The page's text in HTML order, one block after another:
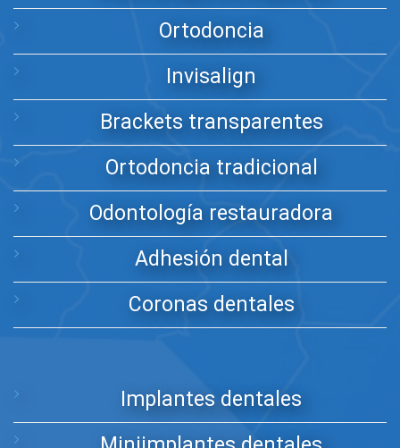
Ortodoncia
Invisalign
Brackets transparentes
Ortodoncia tradicional
Odontología restauradora
Adhesión dental
Coronas dentales
Implantes dentales